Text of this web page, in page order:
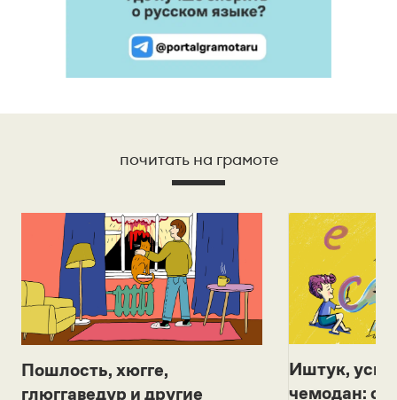
почитать на грамоте
Пошлость, хюгге,
глюггаведур и другие
Иштук,
чемодан: